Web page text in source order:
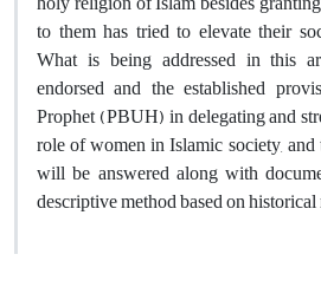
to them has tried to elevate their
What is being addressed in this
endorsed and the established
Prophet (PBUH) in delegating and
role of women in Islamic society, and
will be answered along with
descriptive method based on